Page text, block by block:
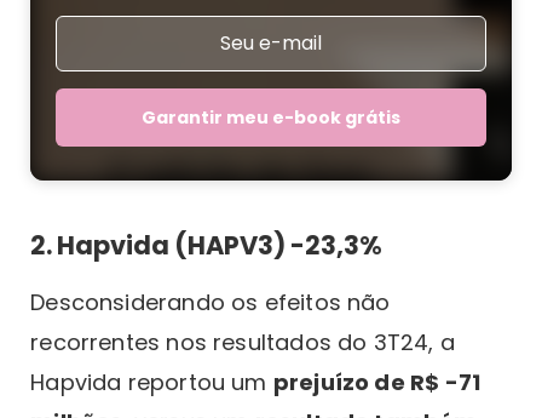
Garantir meu e-book grátis
2. Hapvida (HAPV3) -23,3%
Desconsiderando os efeitos não
recorrentes nos resultados do 3T24, a
Hapvida reportou um prejuízo de R$ -71